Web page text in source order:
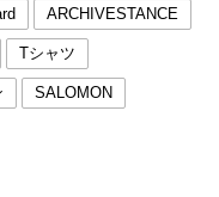
ARCHIVESTANCE
Tシャツ
SALOMON